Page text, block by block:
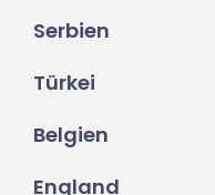
Serbien
Türkei
Belgien
England